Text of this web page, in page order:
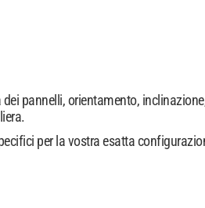
pannelli, orientamento,
per la vostra esatta